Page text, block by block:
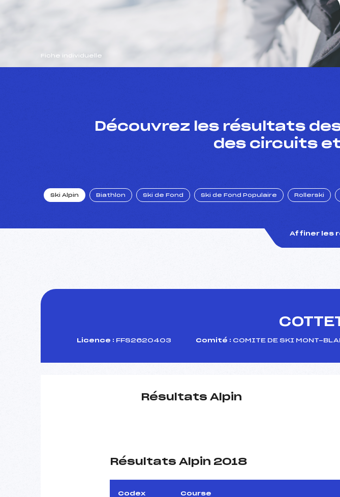
Fiche individuelle
Découvrez les résultats
des circuits
Ski Alpin Biathlon Ski de Fond Ski de Fond Populaire Rollerski
Affiner les
Licence : FFS2620403 Comité : COMITE DE SKI MONT-
Résultats Alpin
Résultats Alpin 2018
Codex Course